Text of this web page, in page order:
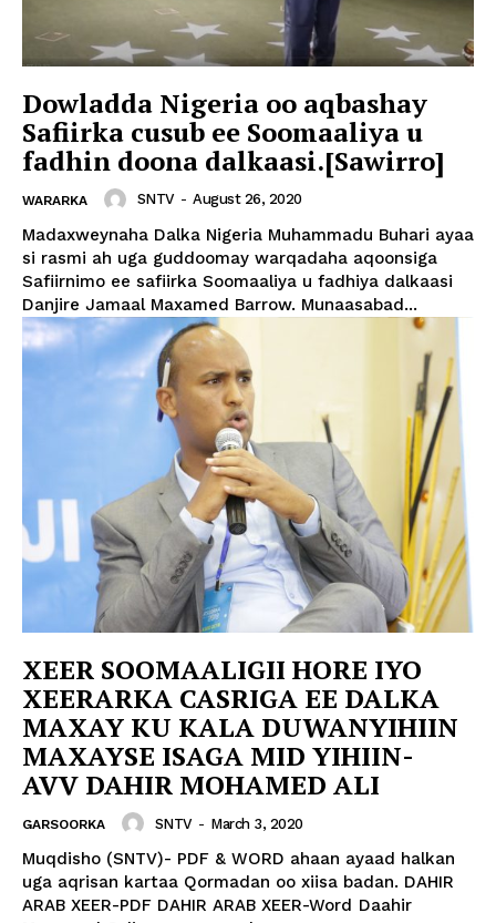
Dowladda Nigeria oo aqbashay
Safiirka cusub ee Soomaaliya u
fadhin doona dalkaasi.[Sawirro]
WARARKA SNTV - August 26, 2020
Madaxweynaha Dalka Nigeria Muhammadu Buhari ayaa
si rasmi ah uga guddoomay warqadaha aqoonsiga
Safiirnimo ee safiirka Soomaaliya u fadhiya dalkaasi
Danjire Jamaal Maxamed Barrow. Munaasabad...
XEER SOOMAALIGII HORE IYO
XEERARKA CASRIGA EE DALKA
MAXAY KU KALA DUWANYIHIIN
MAXAYSE ISAGA MID YIHIIN-
AVV DAHIR MOHAMED ALI
GARSOORKA SNTV - March 3, 2020
Muqdisho (SNTV)- PDF & WORD ahaan ayaad halkan
uga aqrisan kartaa Qormadan oo xiisa badan. DAHIR
ARAB XEER-PDF DAHIR ARAB XEER-Word Daahir